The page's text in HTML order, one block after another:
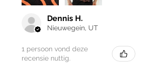
Dennis H.
Nieuwegein, UT
1 persoon vond deze
recensie nuttig.